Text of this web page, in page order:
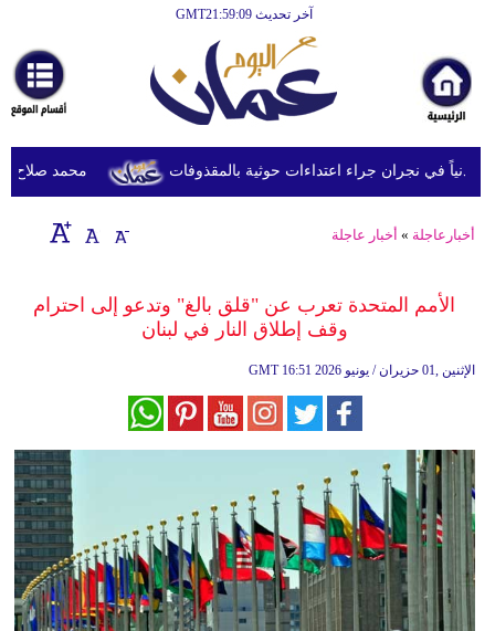
آخر تحديث GMT21:59:09
أخبارعاجلة
رياضة
ثقافة
إقتصاد
وموسيقى
سياحة
وسفر
ديكور
أخبار
محمد صلاح يصل
أخبارعاجلة » أخبار عاجلة
الأمم المتحدة تعرب عن "قلق بالغ" وتدعو إلى احترام
وقف إطلاق النار في لبنان
GMT 16:51 2026 الإثنين ,01 حزيران / يونيو